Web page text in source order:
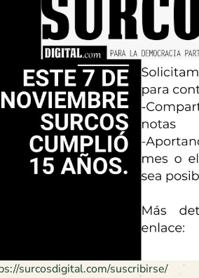
surcosdigital.com/suscribirse/